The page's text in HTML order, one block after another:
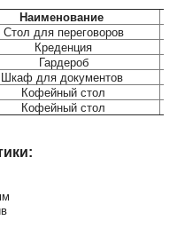
Наименование
Стол для переговоров
Креденция
Гардероб
Шкаф для документов
Кофейный стол
Кофейный стол